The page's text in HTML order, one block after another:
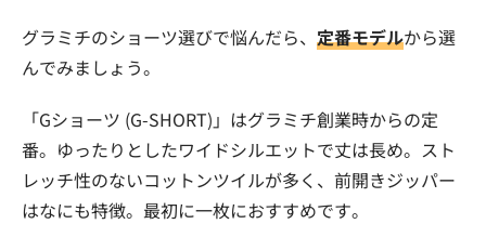
グラミチのショーツ選びで悩んだら、 定番モデルから選
んでみましょう。
「Gショーツ (G-SHORT)」はグラミチ創業時からの定
番。ゆったりとしたワイドシルエットで丈は長め。スト
レッチ性のないコットンツイルが多く、前開きジッパー
はなにも特徴。最初に一枚におすすめです。